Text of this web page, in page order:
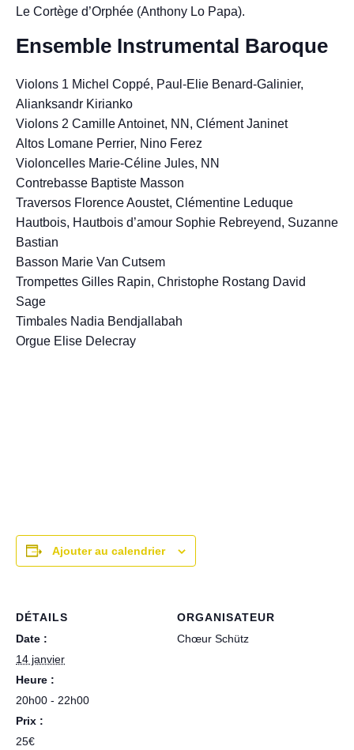
Le Cortège d’Orphée (Anthony Lo Papa).
Ensemble Instrumental Baroque
Violons 1 Michel Coppé, Paul-Elie Benard-Galinier,
Alianksandr Kirianko
Violons 2 Camille Antoinet, NN, Clément Janinet
Altos Lomane Perrier, Nino Ferez
Violoncelles Marie-Céline Jules, NN
Contrebasse Baptiste Masson
Traversos Florence Aoustet, Clémentine Leduque
Hautbois, Hautbois d’amour Sophie Rebreyend, Suzanne
Bastian
Basson Marie Van Cutsem
Trompettes Gilles Rapin, Christophe Rostang David
Sage
Timbales Nadia Bendjallabah
Orgue Elise Delecray
Ajouter au calendrier
DÉTAILS
Date :
14 janvier
Heure :
20h00 - 22h00
Prix :
25€
ORGANISATEUR
Chœur Schütz